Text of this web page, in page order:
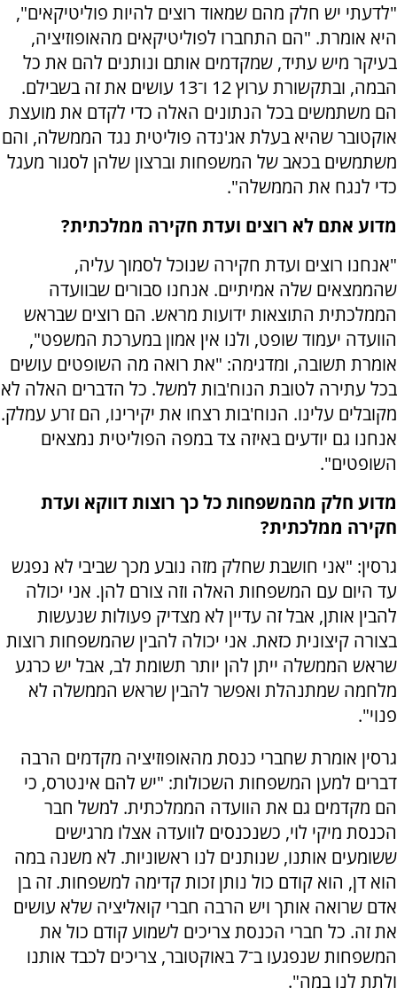
"לדעתי יש חלק מהם שמאוד רוצים להיות פוליטיקאים",
היא אומרת. "הם התחברו לפוליטיקאים מהאופוזיציה,
בעיקר מיש עתיד, שמקדמים אותם ונותנים להם את כל
הבמה, ובתקשורת ערוץ 12 ו־13 עושים את זה בשבילם.
הם משתמשים בכל הנתונים האלה כדי לקדם את מועצת
אוקטובר שהיא בעלת אג'נדה פוליטית נגד הממשלה, והם
משתמשים בכאב של המשפחות וברצון שלהן לסגור מעגל
כדי לנגח את הממשלה".
מדוע אתם לא רוצים ועדת חקירה ממלכתית?
"אנחנו רוצים ועדת חקירה שנוכל לסמוך עליה,
שהממצאים שלה אמיתיים. אנחנו סבורים שבוועדה
הממלכתית התוצאות ידועות מראש. הם רוצים שבראש
הוועדה יעמוד שופט, ולנו אין אמון במערכת המשפט",
אומרת תשובה, ומדגימה: "את רואה מה השופטים עושים
בכל עתירה לטובת הנוח'בות למשל. כל הדברים האלה לא
מקובלים עלינו. הנוח'בות רצחו את יקירינו, הם זרע עמלק.
אנחנו גם יודעים באיזה צד במפה הפוליטית נמצאים
השופטים".
מדוע חלק מהמשפחות כל כך רוצות דווקא ועדת
חקירה ממלכתית?
גרסין: "אני חושבת שחלק מזה נובע מכך שביבי לא נפגש
עד היום עם המשפחות האלה וזה צורם להן. אני יכולה
להבין אותן, אבל זה עדיין לא מצדיק פעולות שנעשות
בצורה קיצונית כזאת. אני יכולה להבין שהמשפחות רוצות
שראש הממשלה ייתן להן יותר תשומת לב, אבל יש כרגע
מלחמה שמתנהלת ואפשר להבין שראש הממשלה לא
פנוי".
גרסין אומרת שחברי כנסת מהאופוזיציה מקדמים הרבה
דברים למען המשפחות השכולות: "יש להם אינטרס, כי
הם מקדמים גם את הוועדה הממלכתית. למשל חבר
הכנסת מיקי לוי, כשנכנסים לוועדה אצלו מרגישים
ששומעים אותנו, שנותנים לנו ראשוניות. לא משנה במה
הוא דן, הוא קודם כול נותן זכות קדימה למשפחות. זה בן
אדם שרואה אותך ויש הרבה חברי קואליציה שלא עושים
את זה. כל חברי הכנסת צריכים לשמוע קודם כול את
המשפחות שנפגעו ב־7 באוקטובר, צריכים לכבד אותנו
ולתת לנו במה".